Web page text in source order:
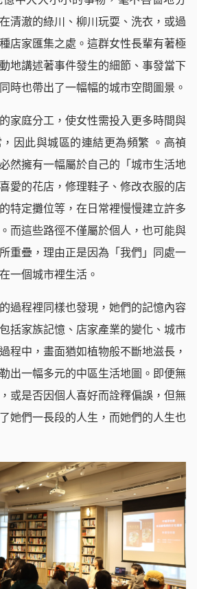
清澈的綠川、柳川玩耍、洗衣，或過
店家匯集之處。這群女性長輩有著極
地講述著事件發生的細節、事發當下
時也帶出了一幅幅的城市空間圖景。
家庭分工，使女性需投入更多時間與
因此與城區的連結更為頻繁 。高禎
然擁有一幅屬於自己的「城市生活地
愛的花店，修理鞋子、修改衣服的店
特定攤位等，在日常裡慢慢建立許多
而這些路徑不僅屬於個人，也可能與
重疊，理由正是因為「我們」同處一
一個城市裡生活。
過程裡同樣也發現，她們的記憶內容
括家族記憶、店家產業的變化、城市
程中，畫面猶如植物般不斷地滋長，
出一幅多元的中區生活地圖。即便無
或是否因個人喜好而詮釋偏誤，但無
她們一長段的人生，而她們的人生也